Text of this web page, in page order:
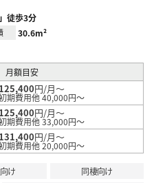
徒歩3分
30.6m²
月額目安
125,400円/月～
期費用他 40,000円～
125,400円/月～
期費用他 33,000円～
131,400円/月～
期費用他 20,000円～
け
同棲向け